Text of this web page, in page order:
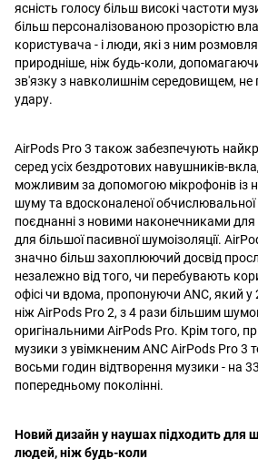
ясність голосу більш високі частоти
більш персоналізованою прозорістю
користувача - і люди, які з ним
природніше, ніж будь-коли,
зв'язку з навколишнім середовищем,
удару.
AirPods Pro 3 також забезпечують
серед усіх бездротових навушників-
можливим за допомогою мікрофонів із
шуму та вдосконаленої обчислювальної
поєднанні з новими наконечниками для
для більшої пасивної шумоізоляції.
значно більш захоплюючий досвід
незалежно від того, чи перебувають
офісі чи вдома, пропонуючи ANC, який у
ніж AirPods Pro 2, з 4 рази більшим
оригінальними AirPods Pro. Крім того,
музики з увімкненим ANC AirPods Pro 3
восьми годин відтворення музики - на
попередньому поколінні.
Новий дизайн у наушах підходить для
людей, ніж будь-коли